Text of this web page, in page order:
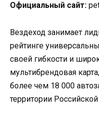
Официальный сайт:
Вездеход занимает
рейтинге
своей гибкости и
мультибрендовая
более чем 18 000
территории